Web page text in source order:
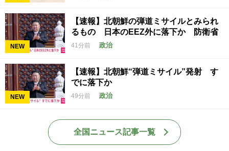
NEW
【速報】北朝鮮の弾道ミサイルとみられ
るもの 日本のEEZ外に落下か 防衛省
41分前 政治
NEW
【速報】北朝鮮“弾道ミサイル”発射 す
でに落下か
49分前 政治
全国ニュース記事一覧